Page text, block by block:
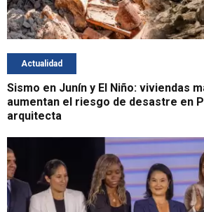
Actualidad
Sismo en Junín y El Niño: viviendas
aumentan el riesgo de desastre en
arquitecta